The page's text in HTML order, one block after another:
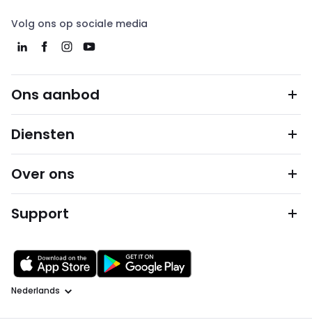
Volg ons op sociale media
Ons aanbod
Diensten
Over ons
Support
Taal